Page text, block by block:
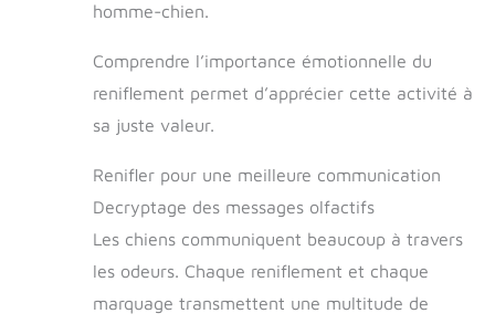
homme-chien.
Comprendre l’importance émotionnelle du
reniflement permet d’apprécier cette activité à
sa juste valeur.
Renifler pour une meilleure communication
Decryptage des messages olfactifs
Les chiens communiquent beaucoup à travers
les odeurs. Chaque reniflement et chaque
marquage transmettent une multitude de